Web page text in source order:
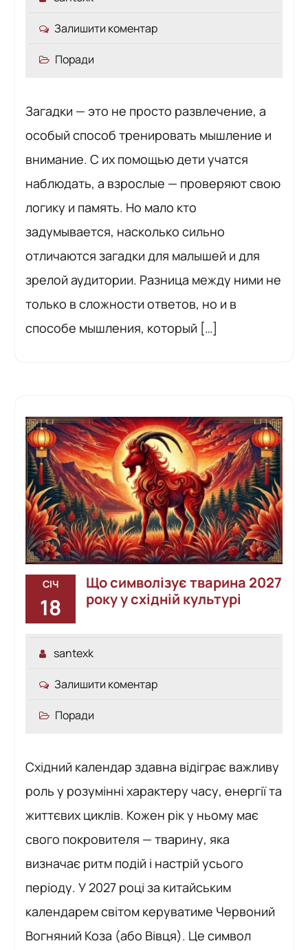
Залишити коментар
Поради
Загадки — это не просто развлечение, а
особый способ тренировать мышление и
внимание. С их помощью дети учатся
наблюдать, а взрослые — проверяют свою
логику и память. Но мало кто
задумывается, насколько сильно
отличаются загадки для малышей и для
зрелой аудитории. Разница между ними не
только в сложности ответов, но и в
способе мышления, который […]
СІЧ
18
Що символізує тварина 2027
року у східній культурі
santexk
Залишити коментар
Поради
Східний календар здавна відіграє важливу
роль у розумінні характеру часу, енергії та
життєвих циклів. Кожен рік у ньому має
свого покровителя — тварину, яка
визначає ритм подій і настрій усього
періоду. У 2027 році за китайським
календарем світом керуватиме Червоний
Вогняний Коза (або Вівця). Це символ